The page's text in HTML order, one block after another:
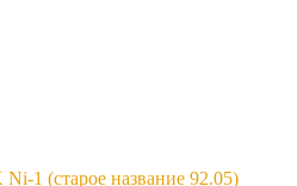
1 (старое название 92.05)